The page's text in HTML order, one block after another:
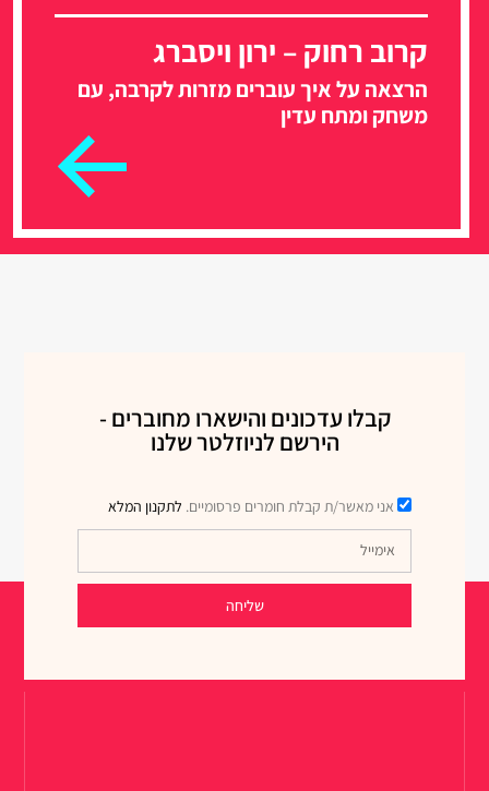
קרוב רחוק – ירון ויסברג
הרצאה על איך עוברים מזרות לקרבה, עם
משחק ומתח עדין
קבלו עדכונים והישארו מחוברים -
הירשם לניוזלטר שלנו
אני מאשר/ת קבלת חומרים פרסומיים. לתקנון המלא
שליחה